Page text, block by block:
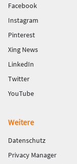
Facebook
Instagram
Pinterest
Xing News
LinkedIn
Twitter
YouTube
Weitere
Datenschutz
Privacy Manager